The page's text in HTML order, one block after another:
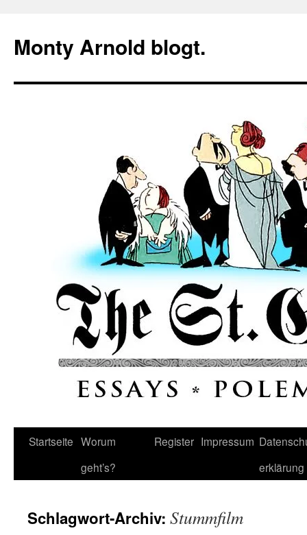
springen
Monty Arnold blogt.
Startseite Worum
geht’s?
Register Impressum
erklärung
Schlagwort-Archiv: Stummfilm